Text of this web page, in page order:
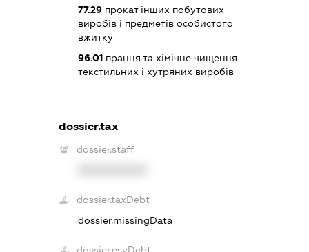
77.29 прокат інших побутових
виробів і предметів особистого
вжитку
96.01 прання та хімічне чищення
текстильних і хутряних виробів
dossier.tax
dossier.staff
dossier.taxDebt
dossier.missingData